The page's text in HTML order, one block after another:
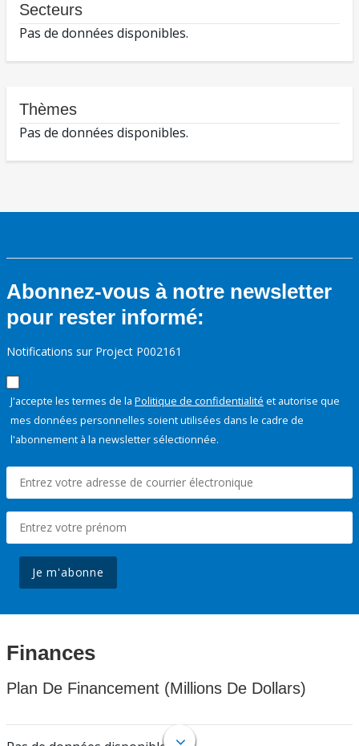
Secteurs
Pas de données disponibles.
Thèmes
Pas de données disponibles.
Abonnez-vous à notre newsletter
pour rester informé:
Notifications sur Project P002161
J'accepte les termes de la Politique de confidentialité et autorise que
mes données personnelles soient utilisées dans le cadre de
l'abonnement à la newsletter sélectionnée.
Je m'abonne
Finances
Plan De Financement (Millions De Dollars)